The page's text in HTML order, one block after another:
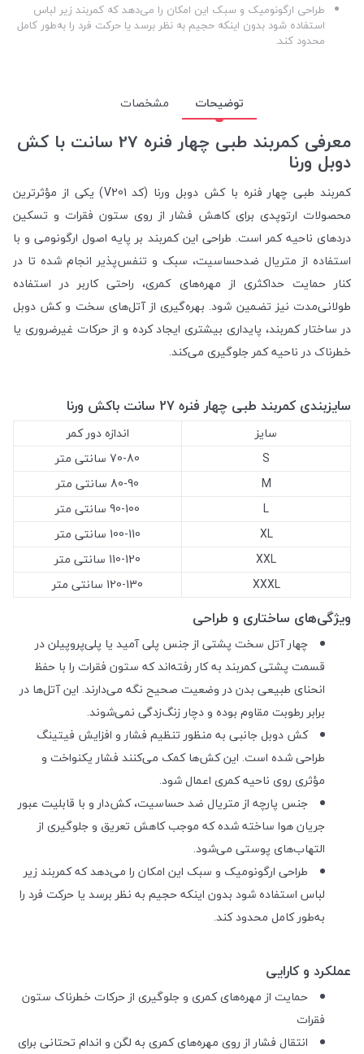
طراحی ارگونومیک و سبک این امکان را می‌دهد که کمربند زیر لباس
استفاده شود بدون اینکه حجیم به نظر برسد یا حرکت فرد را به‌طور کامل
محدود کند.
توضیحات مشخصات
معرفی کمربند طبی چهار فنره 27 سانت با کش
دوبل ورنا
کمربند طبی چهار فنره با کش دوبل ورنا (کد V201) یکی از مؤثرترین
محصولات ارتوپدی برای کاهش فشار از روی ستون فقرات و تسکین
دردهای ناحیه کمر است. طراحی این کمربند بر پایه اصول ارگونومی و با
استفاده از متریال ضدحساسیت، سبک و تنفس‌پذیر انجام شده تا در
کنار حمایت حداکثری از مهره‌های کمری، راحتی کاربر در استفاده
طولانی‌مدت نیز تضمین شود. بهره‌گیری از آتل‌های سخت و کش دوبل
در ساختار کمربند، پایداری بیشتری ایجاد کرده و از حرکات غیرضروری یا
خطرناک در ناحیه کمر جلوگیری می‌کند.
سایزبندی کمربند طبی چهار فنره 27 سانت باکش ورنا
سایز
اندازه دور کمر
S
70-80 سانتی متر
M
80-90 سانتی متر
L
90-100 سانتی متر
XL
100-110 سانتی متر
XXL
110-120 سانتی متر
XXXL
120-130 سانتی متر
ویژگی‌های ساختاری و طراحی
چهار آتل سخت پشتی از جنس پلی آمید یا پلی‌پروپیلن در
قسمت پشتی کمربند به کار رفته‌اند که ستون فقرات را با حفظ
انحنای طبیعی بدن در وضعیت صحیح نگه می‌دارند. این آتل‌ها در
برابر رطوبت مقاوم بوده و دچار زنگ‌زدگی نمی‌شوند.
کش دوبل جانبی به منظور تنظیم فشار و افزایش فیتینگ
طراحی شده است. این کش‌ها کمک می‌کنند فشار یکنواخت و
مؤثری روی ناحیه کمری اعمال شود.
جنس پارچه از متریال ضد حساسیت، کش‌دار و با قابلیت عبور
جریان هوا ساخته شده که موجب کاهش تعریق و جلوگیری از
التهاب‌های پوستی می‌شود.
طراحی ارگونومیک و سبک این امکان را می‌دهد که کمربند زیر
لباس استفاده شود بدون اینکه حجیم به نظر برسد یا حرکت فرد را
به‌طور کامل محدود کند.
عملکرد و کارایی
حمایت از مهره‌های کمری و جلوگیری از حرکات خطرناک ستون
فقرات
انتقال فشار از روی مهره‌های کمری به لگن و اندام تحتانی برای